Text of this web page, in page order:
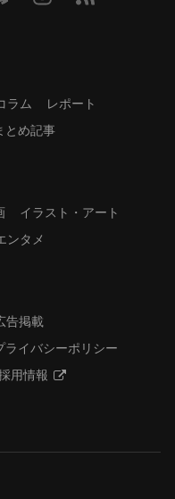
ラム
レポート
とめ記事
イラスト・アート
ンタメ
告掲載
ライバシーポリシー
用情報